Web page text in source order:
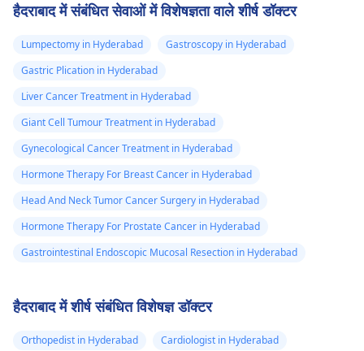
हैदराबाद में संबंधित सेवाओं में विशेषज्ञता वाले शीर्ष डॉक्टर
Lumpectomy in Hyderabad
Gastroscopy in Hyderabad
Gastric Plication in Hyderabad
Liver Cancer Treatment in Hyderabad
Giant Cell Tumour Treatment in Hyderabad
Gynecological Cancer Treatment in Hyderabad
Hormone Therapy For Breast Cancer in Hyderabad
Head And Neck Tumor Cancer Surgery in Hyderabad
Hormone Therapy For Prostate Cancer in Hyderabad
Gastrointestinal Endoscopic Mucosal Resection in Hyderabad
हैदराबाद में शीर्ष संबंधित विशेषज्ञ डॉक्टर
Orthopedist in Hyderabad
Cardiologist in Hyderabad